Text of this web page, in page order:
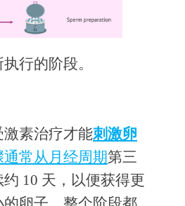
行的阶段。
素治疗才能刺激卵
常从月经周期第三
10 天，以便获得更